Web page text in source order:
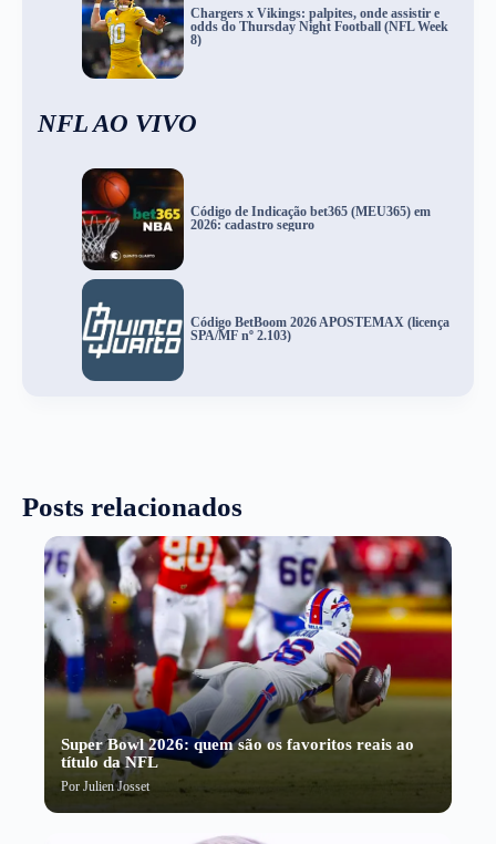
Chargers x Vikings: palpites, onde assistir e
odds do Thursday Night Football (NFL Week
8)
NFL AO VIVO
Código de Indicação bet365 (MEU365) em
2026: cadastro seguro
Código BetBoom 2026 APOSTEMAX (licença
SPA/MF nº 2.103)
Posts relacionados
Super Bowl 2026: quem são os favoritos reais ao
título da NFL
Por Julien Josset